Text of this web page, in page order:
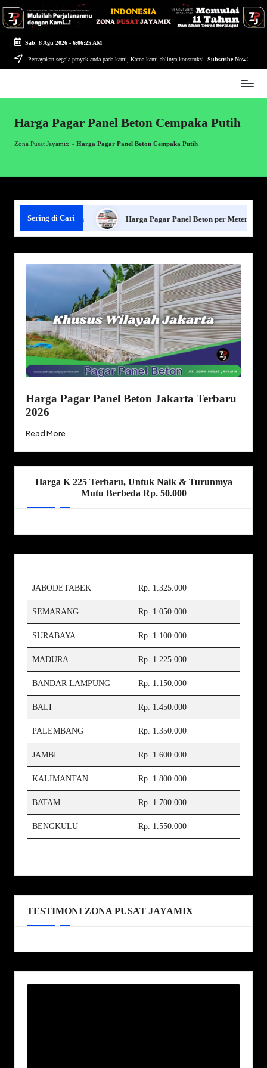
Skip
content
Sab, 8 Agu 2026- 6:06:25 AM
Percayakan segala proyek anda pada kami, Karna kami ahlinya konstruksi. Subscribe Now!
-
Ahlinya
Harga Pagar Panel Beton Cempaka Putih
Zona Pusat Jayamix » Harga Pagar Panel Beton Cempaka Putih
Sering di Cari
Panel Beton Harga Pagar Panel Beton per Meter
Harga Pagar Panel Beton Jakarta Terbaru
2026
Read More
Harga K 225 Terbaru, Untuk Naik & Turunmya
Mutu Berbeda Rp. 50.000
JABODETABEK Rp. 1.325.000
SEMARANG Rp. 1.050.000
SURABAYA Rp. 1.100.000
MADURA Rp. 1.225.000
BANDAR LAMPUNG Rp. 1.150.000
BALI Rp. 1.450.000
PALEMBANG Rp. 1.350.000
JAMBI Rp. 1.600.000
KALIMANTAN Rp. 1.800.000
BATAM Rp. 1.700.000
BENGKULU Rp. 1.550.000
TESTIMONI ZONA PUSAT JAYAMIX